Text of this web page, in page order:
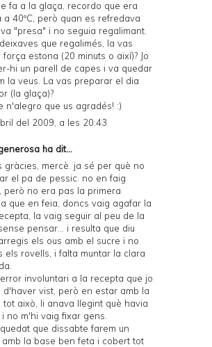
fa a la glaça, recordo que era
a 40ºC, però quan es refredava
"presa" i no seguia regalimant.
que regalimés, la vas
força estona (20 minuts o així)? Jo
hi un parell de capes i va quedar
la veus. La vas preparar el dia
(la glaça)?
n'alegro que us agradés! :)
del 2009, a les 20:43
ha dit...
gràcies, mercè. ja sé per què no
el pa de pessic. no en faig
però no era pas la primera
que en feia, doncs vaig agafar la
la vaig seguir al peu de la
pensar... i resulta que diu
els ous amb el sucre i no
els rovells, i falta muntar la clara
involuntari a la recepta que jo
d'haver vist, però en estar amb la
tot això, li anava llegint què havia
no m'hi vaig fixar gens.
que dissabte farem un
amb la base ben feta i cobert tot